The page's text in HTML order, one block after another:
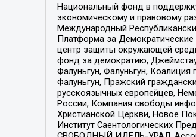
Национальный фонд в
экономическому и правовому
Международный
Платформа за
центр защиты окружающей
фонд за демократию,
Фалуньгун, Фалуньгун,
Фалуньгун, Пражский
русскоязычных европейцев,
России, Компания свободы
Христианской Церкви, Новое
Институт Саентологических